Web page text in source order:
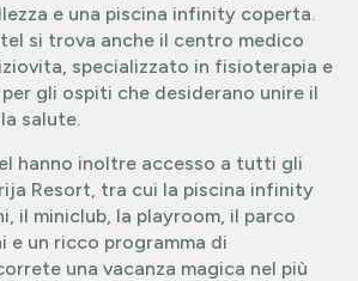
e una piscina infinity coperta.
si trova anche il centro medico
specializzato in fisioterapia e
gli ospiti che desiderano unire il
salute.
hanno inoltre accesso a tutti gli
Resort, tra cui la piscina infinity
il miniclub, la playroom, il parco
e un ricco programma di
una vacanza magica nel più